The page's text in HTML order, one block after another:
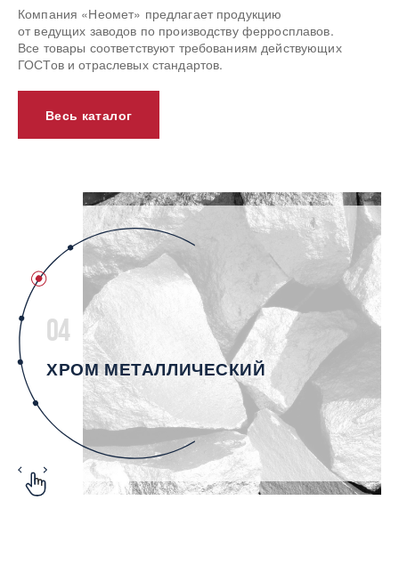
Компания «Неомет» предлагает продукцию
от ведущих заводов по производству ферросплавов.
Все товары соответствуют требованиям действующих
ГОСТов и отраслевых стандартов.
Весь каталог
04
ХРОМ МЕТАЛЛИЧЕСКИЙ